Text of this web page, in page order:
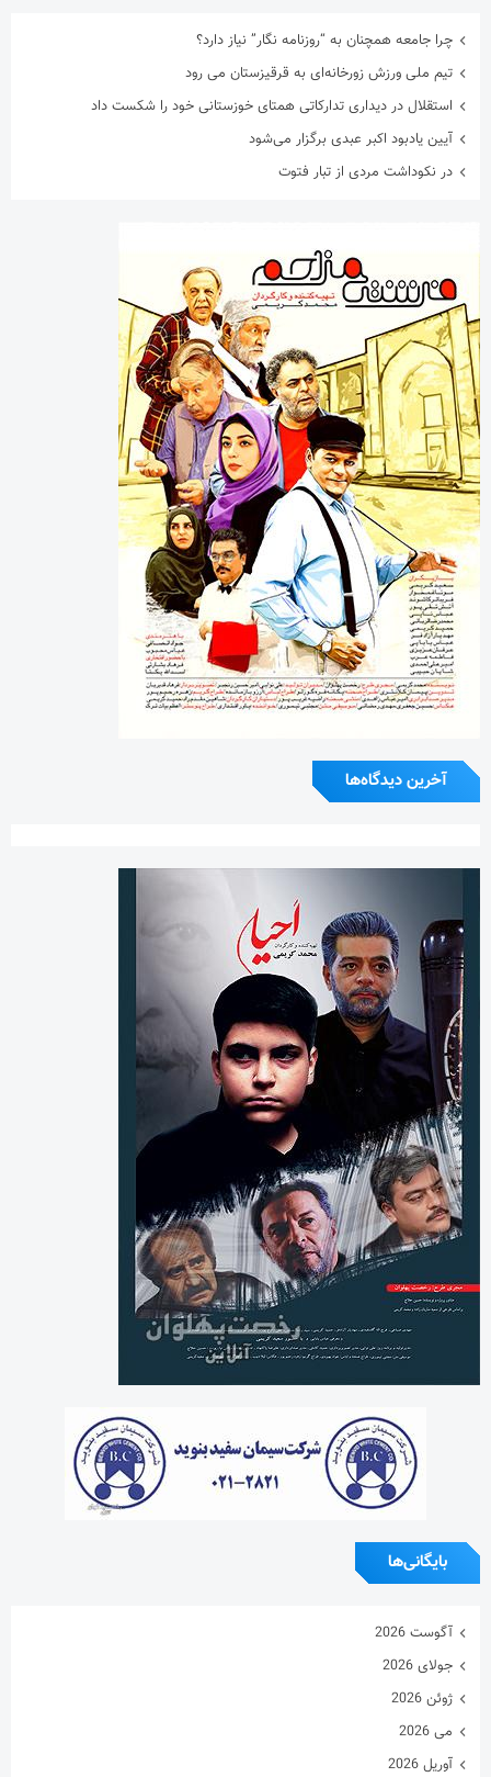
چرا جامعه همچنان به “روزنامه نگار” نیاز دارد؟
تیم ملی ورزش زورخانه‌ای به قرقیزستان می رود
استقلال در دیداری تدارکاتی همتای خوزستانی خود را شکست داد
آیین یادبود اکبر عبدی برگزار می‌شود
در نکوداشت مردی از تبار فتوت
آخرین دیدگاه‌ها
بایگانی‌ها
آگوست 2026
جولای 2026
ژوئن 2026
می 2026
آوریل 2026